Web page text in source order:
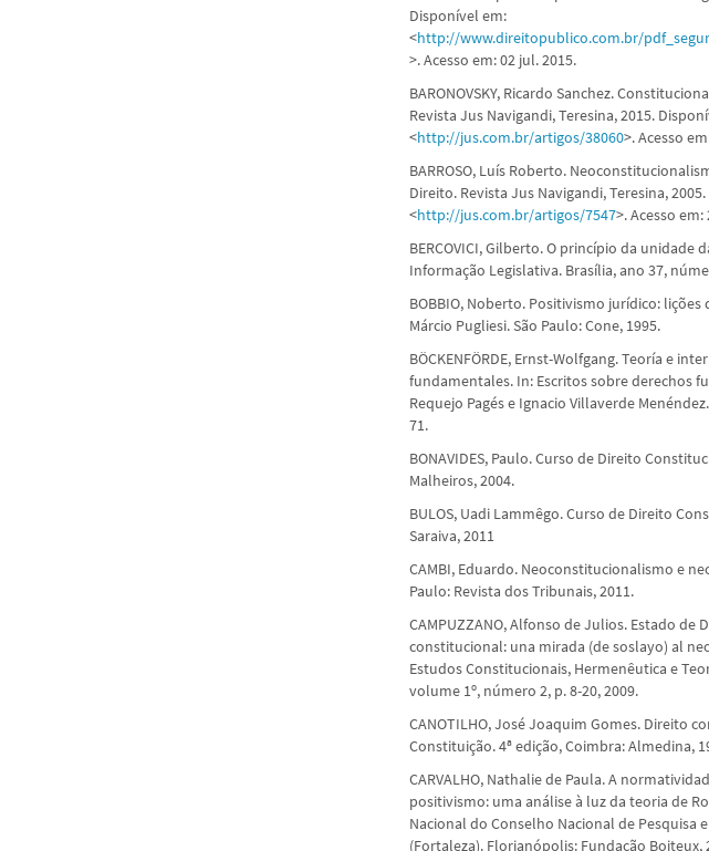
Disponível em:
<http://www.direitopublico.com.br/
>. Acesso em: 02 jul. 2015.
BARONOVSKY, Ricardo Sanchez.
Revista Jus Navigandi, Teresina, 2015.
<http://jus.com.br/artigos/38060>. Acesso
BARROSO, Luís Roberto.
Direito. Revista Jus Navigandi, Teresina,
<http://jus.com.br/artigos/7547>. Acesso
BERCOVICI, Gilberto. O princípio da unidade
Informação Legislativa. Brasília, ano 37,
BOBBIO, Noberto. Positivismo jurídico:
Márcio Pugliesi. São Paulo: Cone, 1995.
BÖCKENFÖRDE, Ernst-Wolfgang. Teoría e
fundamentales. In: Escritos sobre derechos
Requejo Pagés e Ignacio Villaverde
71.
BONAVIDES, Paulo. Curso de Direito
Malheiros, 2004.
BULOS, Uadi Lammêgo. Curso de Direito
Saraiva, 2011
CAMBI, Eduardo. Neoconstitucionalismo e
Paulo: Revista dos Tribunais, 2011.
CAMPUZZANO, Alfonso de Julios. Estado de
constitucional: una mirada (de soslayo) al
Estudos Constitucionais, Hermenêutica e
volume 1º, número 2, p. 8-20, 2009.
CANOTILHO, José Joaquim Gomes. Direito
Constituição. 4ª edição, Coimbra: Almedina,
CARVALHO, Nathalie de Paula. A
positivismo: uma análise à luz da teoria de
Nacional do Conselho Nacional de Pesquisa
(Fortaleza). Florianópolis: Fundação Boiteux,